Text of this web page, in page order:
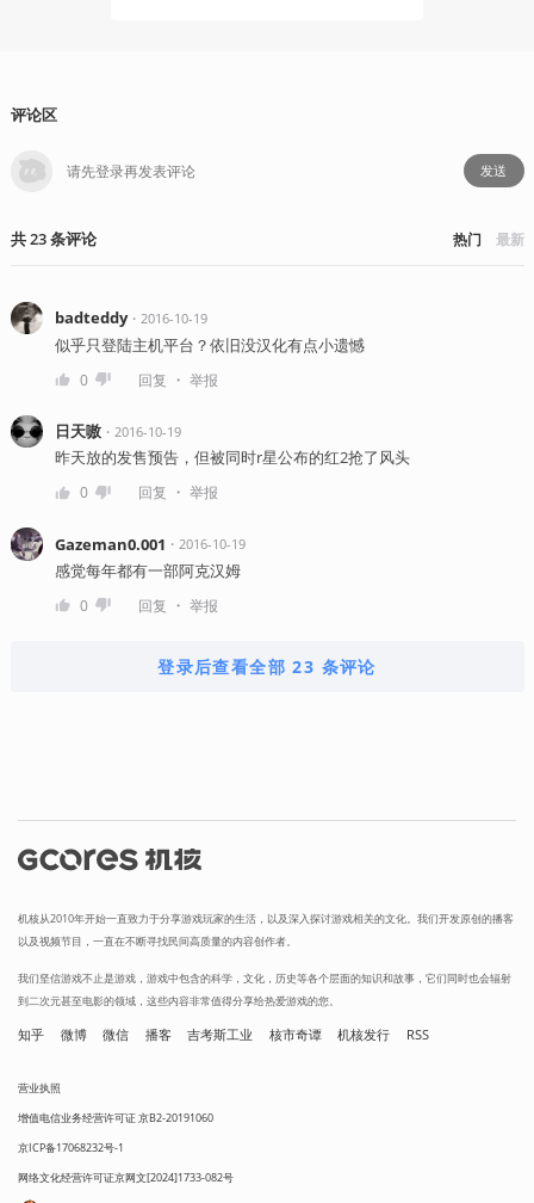
评论区
发送
共23条评论 热门 最新
badteddy・ 2016-10-19
似乎只登陆主机平台？依旧没汉化有点小遗憾
0 回复 ・ 举报
日天嗷・ 2016-10-19
昨天放的发售预告，但被同时r星公布的红2抢了风头
0 回复 ・ 举报
Gazeman0.001 ・ 2016-10-19
感觉每年都有一部阿克汉姆
0 回复 ・ 举报
登录后查看全部 23 条评论
机核从2010年开始一直致力于分享游戏玩家的生活，以及深入探讨游戏相关的文化。我们开发原创的播客
以及视频节目，一直在不断寻找民间高质量的内容创作者。
我们坚信游戏不止是游戏，游戏中包含的科学，文化，历史等各个层面的知识和故事，它们同时也会辐射
到二次元甚至电影的领域，这些内容非常值得分享给热爱游戏的您。
知乎 微博 微信 播客 吉考斯工业 核市奇谭 机核发行 RSS
营业执照
增值电信业务经营许可证 京B2-20191060
京ICP备17068232号-1
网络文化经营许可证京网文[2024]1733-082号